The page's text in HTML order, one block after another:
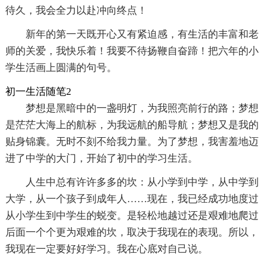
待久，我会全力以赴冲向终点！
新年的第一天既开心又有紧迫感，有生活的丰富和老
师的关爱，我快乐着！我要不待扬鞭自奋蹄！把六年的小
学生活画上圆满的句号。
初一生活随笔2
梦想是黑暗中的一盏明灯，为我照亮前行的路；梦想
是茫茫大海上的航标，为我远航的船导航；梦想又是我的
贴身锦囊。无时不刻不给我力量。为了梦想，我害羞地迈
进了中学的大门，开始了初中的学习生活。
人生中总有许许多多的坎：从小学到中学，从中学到
大学，从一个孩子到成年人……现在，我已经成功地度过
从小学生到中学生的蜕变。是轻松地越过还是艰难地爬过
后面一个个更为艰难的坎，取决于我现在的表现。所以，
我现在一定要好好学习。我在心底对自己说。